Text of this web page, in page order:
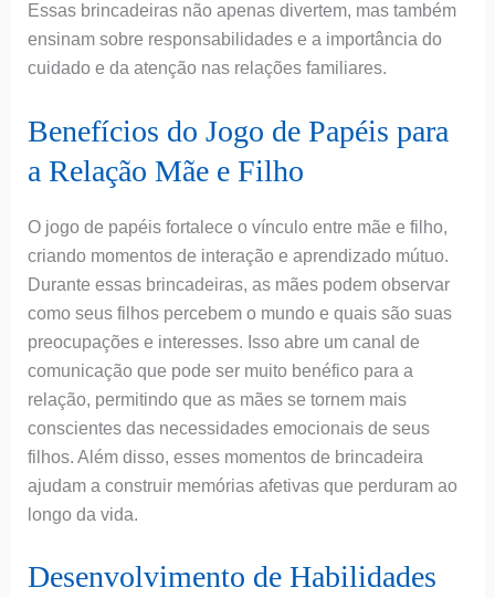
Essas brincadeiras não apenas divertem, mas também
ensinam sobre responsabilidades e a importância do
cuidado e da atenção nas relações familiares.
Benefícios do Jogo de Papéis para
a Relação Mãe e Filho
O jogo de papéis fortalece o vínculo entre mãe e filho,
criando momentos de interação e aprendizado mútuo.
Durante essas brincadeiras, as mães podem observar
como seus filhos percebem o mundo e quais são suas
preocupações e interesses. Isso abre um canal de
comunicação que pode ser muito benéfico para a
relação, permitindo que as mães se tornem mais
conscientes das necessidades emocionais de seus
filhos. Além disso, esses momentos de brincadeira
ajudam a construir memórias afetivas que perduram ao
longo da vida.
Desenvolvimento de Habilidades